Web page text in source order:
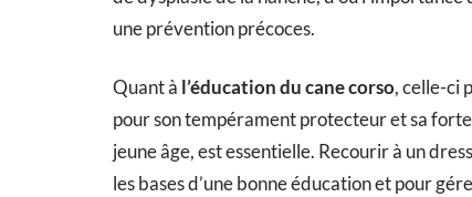
une prévention précoces.
Quant à l’éducation du cane corso, celle-ci
pour son tempérament protecteur et sa
jeune âge, est essentielle. Recourir à un
les bases d’une bonne éducation et pour